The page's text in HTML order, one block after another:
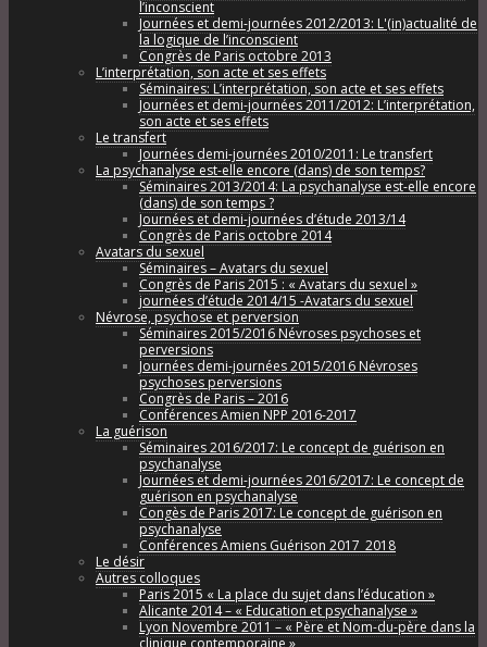
l’inconscient
Journées et demi-journées 2012/2013: L'(in)actualité de
la logique de l’inconscient
Congrès de Paris octobre 2013
L’interprétation, son acte et ses effets
Séminaires: L’interprétation, son acte et ses effets
Journées et demi-journées 2011/2012: L’interprétation,
son acte et ses effets
Le transfert
Journées demi-journées 2010/2011: Le transfert
La psychanalyse est-elle encore (dans) de son temps?
Séminaires 2013/2014: La psychanalyse est-elle encore
(dans) de son temps ?
Journées et demi-journées d’étude 2013/14
Congrès de Paris octobre 2014
Avatars du sexuel
Séminaires – Avatars du sexuel
Congrès de Paris 2015 : « Avatars du sexuel »
journées d’étude 2014/15 -Avatars du sexuel
Névrose, psychose et perversion
Séminaires 2015/2016 Névroses psychoses et
perversions
Journées demi-journées 2015/2016 Névroses
psychoses perversions
Congrès de Paris – 2016
Conférences Amien NPP 2016-2017
La guérison
Séminaires 2016/2017: Le concept de guérison en
psychanalyse
Journées et demi-journées 2016/2017: Le concept de
guérison en psychanalyse
Congès de Paris 2017: Le concept de guérison en
psychanalyse
Conférences Amiens Guérison 2017_2018
Le désir
Autres colloques
Paris 2015 « La place du sujet dans l’éducation »
Alicante 2014 – « Education et psychanalyse »
Lyon Novembre 2011 – « Père et Nom-du-père dans la
clinique contemporaine »